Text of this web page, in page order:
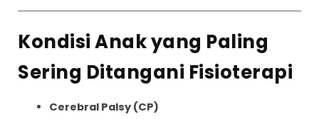
Kondisi Anak yang Paling
Sering Ditangani Fisioterapi
Cerebral Palsy (CP)